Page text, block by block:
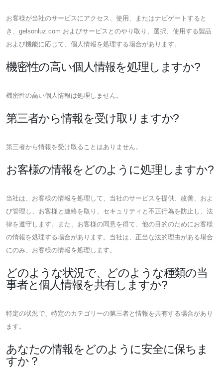
お客様が当社のサービスにアクセス、使用、またはナビゲートすると
き、gelsonluz.com およびサービスとのやり取り、選択、使用する製品
および機能に応じて、個人情報を処理する場合があります。
機密性の高い個人情報を処理しますか?
機密性の高い個人情報は処理しません。
第三者から情報を受け取りますか?
第三者から情報を受け取ることはありません。
お客様の情報をどのように処理しますか?
当社は、お客様の情報を処理して、当社のサービスを提供、改善、およ
び管理し、お客様と連絡を取り、セキュリティと不正行為を防止し、法
律を遵守します。また、お客様の同意を得て、他の目的のためにお客様
の情報を処理する場合があります。当社は、正当な法的理由がある場合
にのみ、お客様の情報を処理します。
どのような状況で、どのような種類の当
事者と個人情報を共有しますか?
特定の状況で、特定のカテゴリーの第三者と情報を共有する場合があり
ます。
あなたの情報をどのように安全に保ちま
すか？